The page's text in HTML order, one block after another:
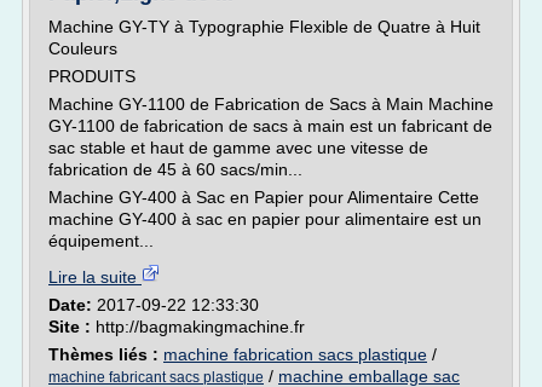
Machine GY-TY à Typographie Flexible de Quatre à Huit
Couleurs
PRODUITS
Machine GY-1100 de Fabrication de Sacs à Main Machine
GY-1100 de fabrication de sacs à main est un fabricant de
sac stable et haut de gamme avec une vitesse de
fabrication de 45 à 60 sacs/min...
Machine GY-400 à Sac en Papier pour Alimentaire Cette
machine GY-400 à sac en papier pour alimentaire est un
équipement...
Lire la suite
Date: 2017-09-22 12:33:30
Site : http://bagmakingmachine.fr
Thèmes liés : machine fabrication sacs plastique /
machine fabricant sacs plastique / machine emballage sac